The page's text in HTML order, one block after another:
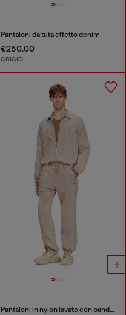
Pantaloni da tuta effetto denim
€250.00
GRIGIO
Pantaloni in nylon lavato con bande laterali